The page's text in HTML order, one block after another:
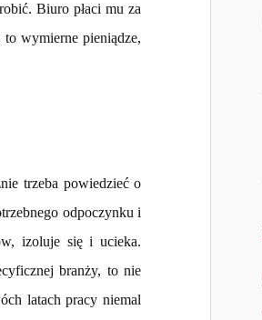
Biuro płaci mu za
wymierne pieniądze,
trzeba powiedzieć o
odpoczynku i
izoluje się i ucieka.
branży, to nie
latach pracy niemal